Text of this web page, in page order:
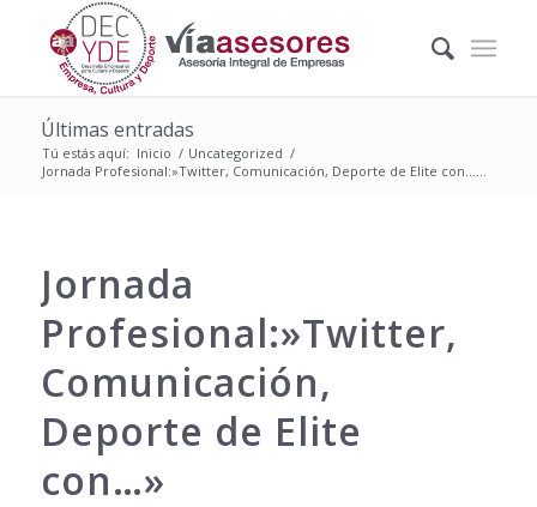
Últimas entradas
Tú estás aquí: Inicio / Uncategorized /
Jornada Profesional:»Twitter, Comunicación, Deporte de Elite con…...
Jornada
Profesional:»Twitter,
Comunicación,
Deporte de Elite
con…»